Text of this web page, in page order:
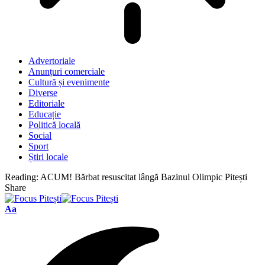
Advertoriale
Anunțuri comerciale
Cultură și evenimente
Diverse
Editoriale
Educație
Politică locală
Social
Sport
Știri locale
Reading: ACUM! Bărbat resuscitat lângă Bazinul Olimpic Pitești
Share
Font
Aa